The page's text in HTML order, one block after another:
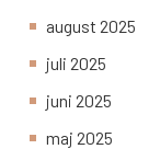
august 2025
juli 2025
juni 2025
maj 2025